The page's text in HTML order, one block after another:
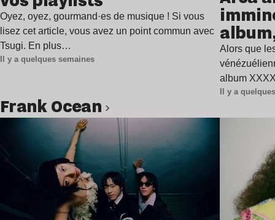
Oyez, oyez, gourmand·es de musique ! Si vous
lisez cet article, vous avez un point commun avec
Tsugi. En plus…
Il y a quelques semaines
Alors que
album
Il y a
Frank Ocean